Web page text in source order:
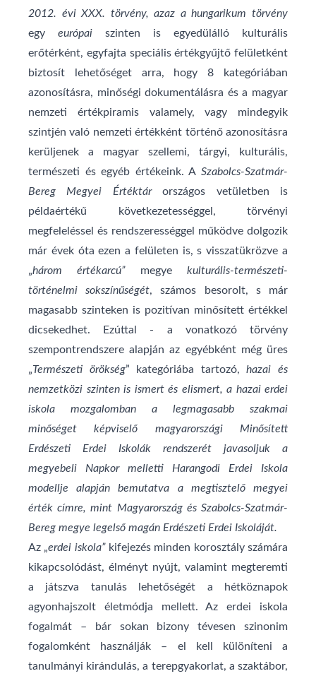
2012. évi XXX. törvény, azaz a hungarikum törvény
egy európai szinten is egyedülálló kulturális
erőtérként, egyfajta speciális értékgyűjtő felületként
biztosít lehetőséget arra, hogy 8 kategóriában
azonosításra, minőségi dokumentálásra és a magyar
nemzeti értékpiramis valamely, vagy mindegyik
szintjén való nemzeti értékként történő azonosításra
kerüljenek a magyar szellemi, tárgyi, kulturális,
természeti és egyéb értékeink. A Szabolcs-Szatmár-
Bereg Megyei Értéktárországos vetületben is
példaértékű következetességgel, törvényi
megfeleléssel és rendszerességgel működve dolgozik
már évek óta ezen a felületen is, s visszatükrözve a
„három értékarcú” megye kulturális-természeti-
történelmi sokszínűségét, számos besorolt, s már
magasabb szinteken is pozitívan minősített értékkel
dicsekedhet. Ezúttal - a vonatkozó törvény
szempontrendszere alapján az egyébként még üres
„Természeti örökség” kategóriába tartozó,hazai és
nemzetközi szinten is ismert és elismert, a hazai erdei
iskola mozgalomban a legmagasabb szakmai
minőséget képviselő magyarországi Minősített
Erdészeti Erdei Iskolák rendszerét javasoljuk a
megyebeli Napkor melletti Harangodi Erdei Iskola
modellje alapján bemutatva a megtisztelő megyei
érték címre, mint Magyarország és Szabolcs-Szatmár-
Bereg megye legelső magán Erdészeti Erdei Iskoláját.
Az „erdei iskola” kifejezés minden korosztály számára
kikapcsolódást, élményt nyújt, valamint megteremti
a játszva tanulás lehetőségét a hétköznapok
agyonhajszolt életmódja mellett. Az erdei iskola
fogalmát – bár sokan bizony tévesen szinonim
fogalomként használják – el kell különíteni a
tanulmányi kirándulás, a terepgyakorlat, a szaktábor,